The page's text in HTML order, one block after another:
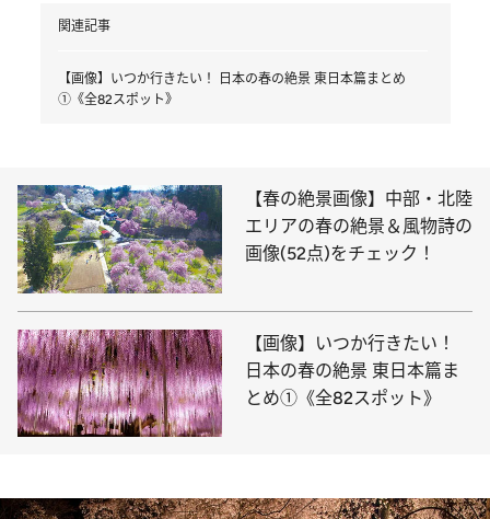
関連記事
【画像】いつか行きたい！ 日本の春の絶景 東日本篇まとめ
①《全82スポット》
【春の絶景画像】中部・北陸
エリアの春の絶景＆風物詩の
画像(52点)をチェック！
【画像】いつか行きたい！
日本の春の絶景 東日本篇ま
とめ①《全82スポット》